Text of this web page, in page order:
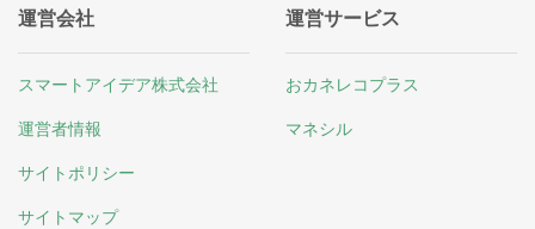
運営会社
スマートアイデア株式会社
運営者情報
サイトポリシー
サイトマップ
運営サービス
おカネレコプラス
マネシル